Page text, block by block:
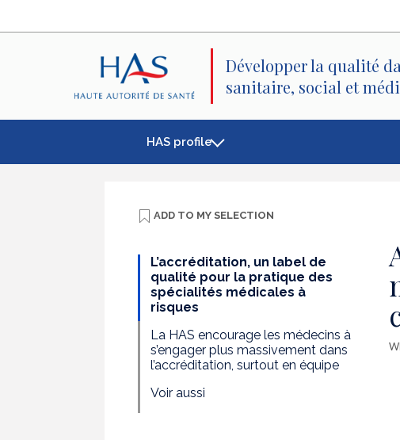
Développer la qualité
sanitaire, social et
HAS profile
ADD TO MY SELECTION
L’accréditation, un label de
qualité pour la pratique des
spécialités médicales à
risques
La HAS encourage les médecins à
s’engager plus massivement dans
l’accréditation, surtout en équipe
Voir aussi